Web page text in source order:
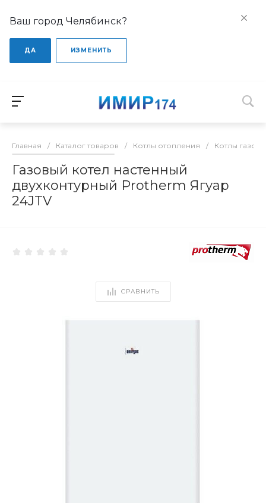
Ваш город Челябинск?
ДА ИЗМЕНИТЬ
Главная / Каталог товаров / Котлы отопления / Котлы
Газовый котел настенный
двухконтурный Protherm Ягуар
24JTV
СРАВНИТЬ